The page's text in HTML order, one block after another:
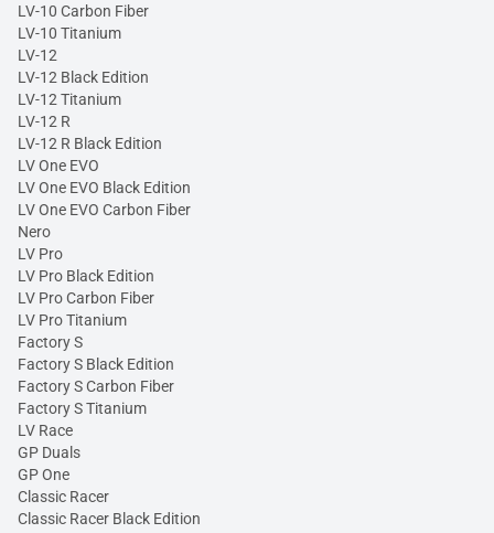
LV-10 Carbon Fiber
LV-10 Titanium
LV-12
LV-12 Black Edition
LV-12 Titanium
LV-12 R
LV-12 R Black Edition
LV One EVO
LV One EVO Black Edition
LV One EVO Carbon Fiber
Nero
LV Pro
LV Pro Black Edition
LV Pro Carbon Fiber
LV Pro Titanium
Factory S
Factory S Black Edition
Factory S Carbon Fiber
Factory S Titanium
LV Race
GP Duals
GP One
Classic Racer
Classic Racer Black Edition